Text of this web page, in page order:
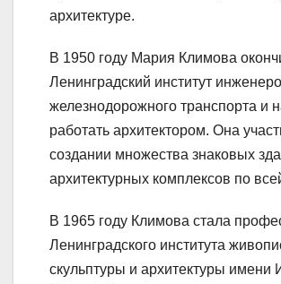
архитектуре.
В 1950 году Мария Климова
Ленинградский институт
железнодорожного транспорта и
работать архитектором. Она
создании множества знаковых
архитектурных комплексов по
В 1965 году Климова стала
Ленинградского института
скульптуры и архитектуры имени